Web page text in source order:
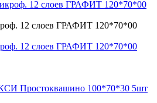
12 слоев ГРАФИТ 120*70*00
12 слоев ГРАФИТ 120*70*00